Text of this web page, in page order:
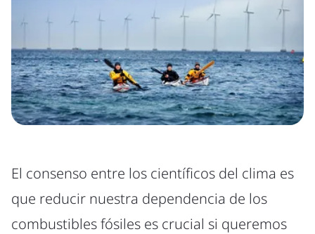
El consenso entre los científicos del clima es
que reducir nuestra dependencia de los
combustibles fósiles es crucial si queremos